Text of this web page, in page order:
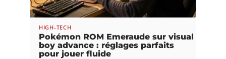
HIGH-TECH
Pokémon ROM Emeraude sur visual
boy advance : réglages parfaits
pour jouer fluide